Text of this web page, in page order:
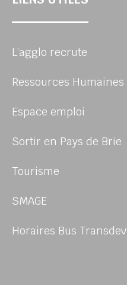
L’agglo recrute
Ressources Humaines
Espace emploi
Sortir en Pays de Brie
Tourisme
SMAGE
Horaires Bus Transdev